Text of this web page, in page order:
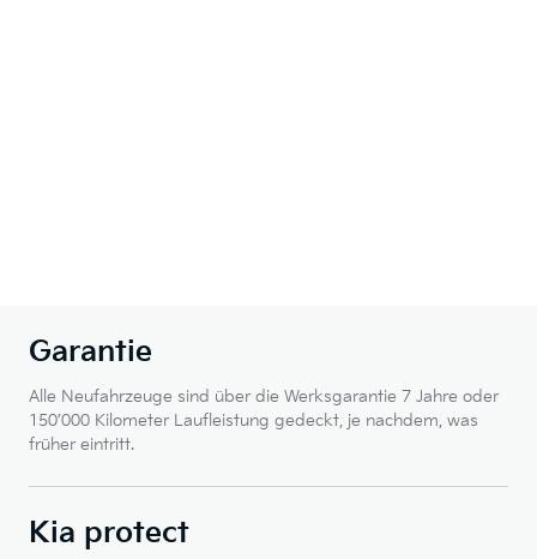
Garantie
Alle Neufahrzeuge sind über die Werksgarantie 7 Jahre oder
150’000 Kilometer Laufleistung gedeckt, je nachdem, was
früher eintritt.
Kia protect